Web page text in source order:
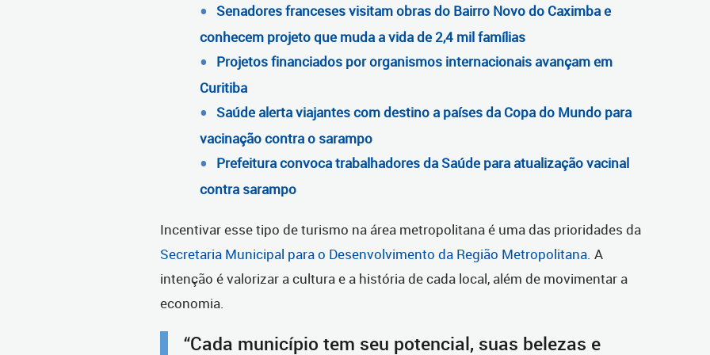
Senadores franceses visitam obras do Bairro Novo do Caximba e
conhecem projeto que muda a vida de 2,4 mil famílias
Projetos financiados por organismos internacionais avançam em
Curitiba
Saúde alerta viajantes com destino a países da Copa do Mundo para
vacinação contra o sarampo
Prefeitura convoca trabalhadores da Saúde para atualização vacinal
contra sarampo
Incentivar esse tipo de turismo na área metropolitana é uma das prioridades da
Secretaria Municipal para o Desenvolvimento da Região Metropolitana. A
intenção é valorizar a cultura e a história de cada local, além de movimentar a
economia.
“Cada município tem seu potencial, suas belezas e